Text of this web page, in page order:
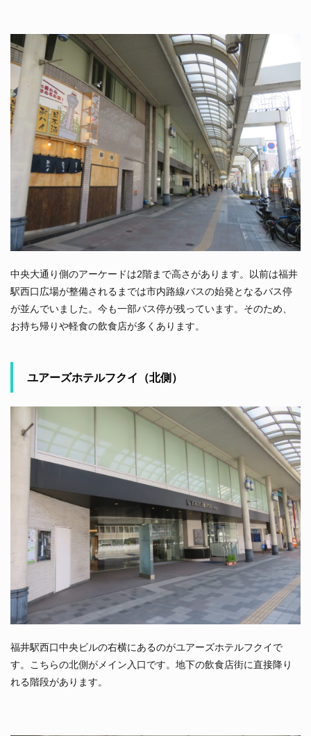
中央大通り側のアーケードは2階まで高さがあります。以前は福井
駅西口広場が整備されるまでは市内路線バスの始発となるバス停
が並んでいました。今も一部バス停が残っています。そのため、
お持ち帰りや軽食の飲食店が多くあります。
ユアーズホテルフクイ（北側）
福井駅西口中央ビルの右横にあるのがユアーズホテルフクイで
す。こちらの北側がメイン入口です。地下の飲食店街に直接降り
れる階段があります。